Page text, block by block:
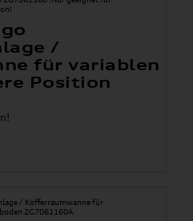
/
für variablen
Position